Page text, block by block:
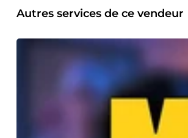
Saisie et traitement de données
Autres services de ce vendeur